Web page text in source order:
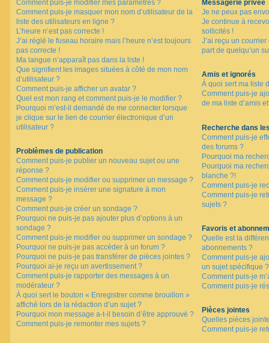
Comment puis-je modifier mes paramètres ?
Comment puis-je masquer mon nom d’utilisateur de la
liste des utilisateurs en ligne ?
L’heure n’est pas correcte !
J’ai réglé le fuseau horaire mais l’heure n’est toujours
pas correcte !
Ma langue n’apparaît pas dans la liste !
Que signifient les images situées à côté de mon nom
d’utilisateur ?
Comment puis-je afficher un avatar ?
Quel est mon rang et comment puis-je le modifier ?
Pourquoi m’est-il demandé de me connecter lorsque
je clique sur le lien de courrier électronique d’un
utilisateur ?
Problèmes de publication
Comment puis-je publier un nouveau sujet ou une
réponse ?
Comment puis-je modifier ou supprimer un message ?
Comment puis-je insérer une signature à mon
message ?
Comment puis-je créer un sondage ?
Pourquoi ne puis-je pas ajouter plus d’options à un
sondage ?
Comment puis-je modifier ou supprimer un sondage ?
Pourquoi ne puis-je pas accéder à un forum ?
Pourquoi ne puis-je pas transférer de pièces jointes ?
Pourquoi ai-je reçu un avertissement ?
Comment puis-je rapporter des messages à un
modérateur ?
À quoi sert le bouton « Enregistrer comme brouillon »
affiché lors de la rédaction d’un sujet ?
Pourquoi mon message a-t-il besoin d’être approuvé ?
Comment puis-je remonter mes sujets ?
Messagerie privée
Je ne peux pas
Je continue à
sollicités !
J’ai reçu un
part de quelqu’un
Amis et ignorés
À quoi sert ma liste
Comment puis-je
de ma liste d’amis
Recherche dans
Comment puis-je
des forums ?
Pourquoi ma
Pourquoi ma
blanche ?!
Comment puis-je
Comment puis-je
sujets ?
Favoris et
Quelle est la
abonnements ?
Comment puis-je
un sujet spécifique ?
Comment puis-je
Comment puis-je
Pièces jointes
Quelles pièces
Comment puis-je